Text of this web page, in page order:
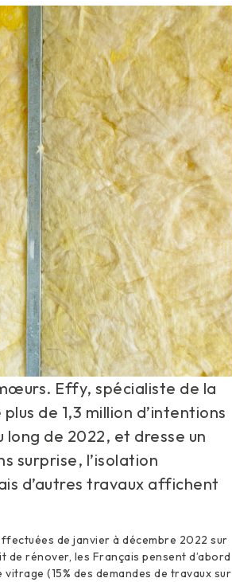
Effy, spécialiste de la
de 1,3 million d’intentions
de 2022, et dresse un
surprise, l’isolation
d’autres travaux affichent
de janvier à décembre 2022 sur
de rénover, les Français pensent d’abord
(15% des demandes de travaux sur